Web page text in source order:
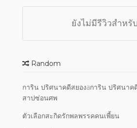
ยังไม่มีรีวิวสำหรั
Random
การิน ปริศนาคดีสยองaการิน ปริศนาค
สาปซ่อนศพ
ตัวเลือกสะกิดรักพลพรรคคนเพี้ยน